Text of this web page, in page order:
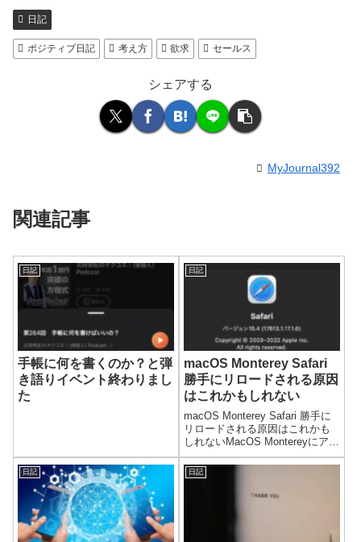
日記
ポジティブ日記 考え方 欲求 セールス
シェアする
MyJournal392
関連記事
日記
手帳に何を書くのか？と弾
き語りイベント終わりまし
た
日記
macOS Monterey Safari
勝手にリロードされる原因
はこれかもしれない
macOS Monterey Safari 勝手に
リロードされる原因はこれかも
しれないMacOS Montereyにアッ
プグレードしてから、ブラウザ
Safariに不具合が起こっていて、
ようやく改善できたかもしれま
せん。不具合というのは、Sa...
日記 日記